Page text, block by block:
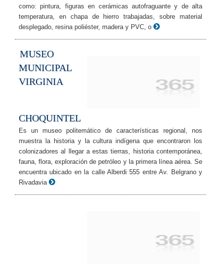
como: pintura, figuras en cerámicas autofraguante y de alta
temperatura, en chapa de hierro trabajadas, sobre material
desplegado, resina poliéster, madera y PVC, o
MUSEO
MUNICIPAL
VIRGINIA
CHOQUINTEL
Es un museo politemático de características regional, nos
muestra la historia y la cultura indígena que encontraron los
colonizadores al llegar a estas tierras, historia contemporánea,
fauna, flora, exploración de petróleo y la primera línea aérea. Se
encuentra ubicado en la calle Alberdi 555 entre Av. Belgrano y
Rivadavia